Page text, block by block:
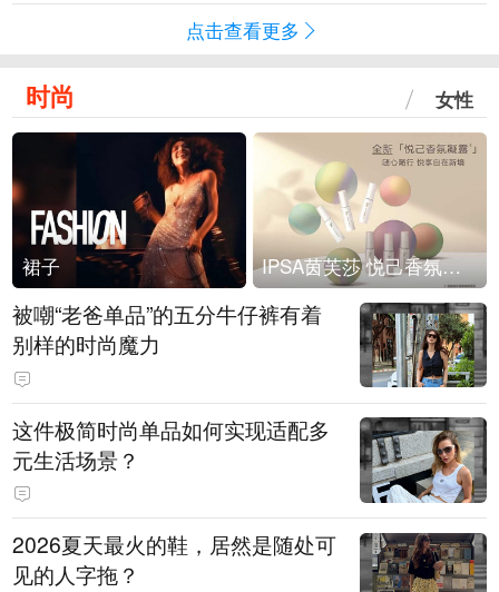
点击查看更多
时尚 女性
裙子 IPSA茵芙莎 悦己香氛凝露上市
被嘲“老爸单品”的五分牛仔裤有着
别样的时尚魔力
这件极简时尚单品如何实现适配多
元生活场景？
2026夏天最火的鞋，居然是随处可
见的人字拖？